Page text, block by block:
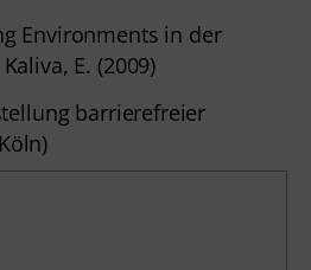
Environments in der
E. (2009)
barrierefreier